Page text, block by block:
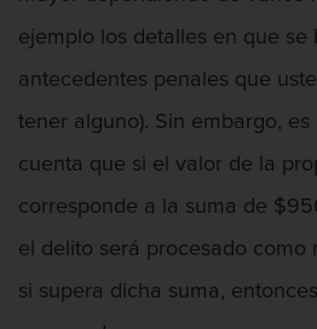
Conducción
de alcohol
de Alcohol
duid
Cuarta Ofensa de
ejemplo los detalles en que se
antecedentes penales que
tener alguno). Sin embargo,
cuenta que si el valor de la
corresponde a la suma de
el delito será procesado como
si supera dicha suma,